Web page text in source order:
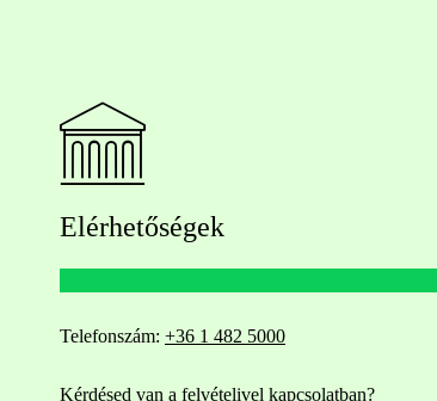
Elérhetőségek
Telefonszám: +36 1 482 5000
Kérdésed van a felvételivel kapcsolatban?